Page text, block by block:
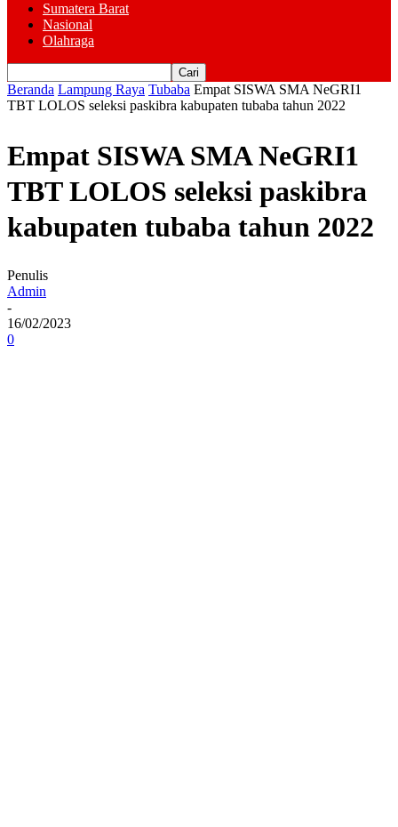
Sumatera Barat
Nasional
Olahraga
Beranda Lampung Raya Tubaba Empat SISWA SMA NeGRI1
TBT LOLOS seleksi paskibra kabupaten tubaba tahun 2022
Empat SISWA SMA NeGRI1
TBT LOLOS seleksi paskibra
kabupaten tubaba tahun 2022
Penulis
Admin
-
16/02/2023
0